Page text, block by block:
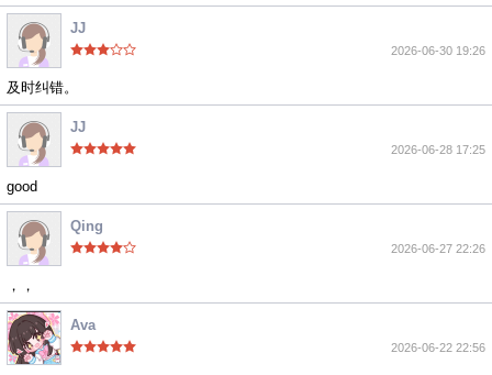
JJ
2026-06-30 19:26
及时纠错。
JJ
2026-06-28 17:25
good
Qing
2026-06-27 22:26
，，
Ava
2026-06-22 22:56